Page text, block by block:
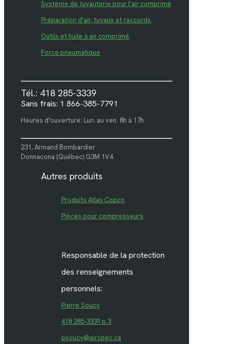
Système de tuyauterie pour l'air comprimé
Préparation d'air, tuyaux et raccords
Outils et huile à air comprimé
Force pneumatique
Tél.: 418 285-3339
Sans frais: 1 866-385-7791
Heures d'ouverture: Lun. au ven. 8h à 17h
231, Armand Bombardier
Donnacona (Québec) G3M 1V4
Autres produits
Produits Atlas Copco
Pièces pour compresseurs
Responsable de la protection
des renseignements
personnels:
Pierre Soucy
418 285-3339 p.3
psoucy@airspec.ca